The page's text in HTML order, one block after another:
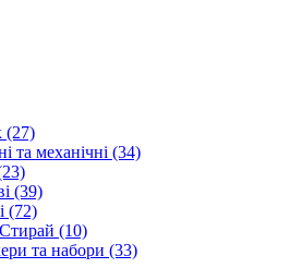
(27)
та механічні (34)
(39)
(72)
(10)
та набори (33)